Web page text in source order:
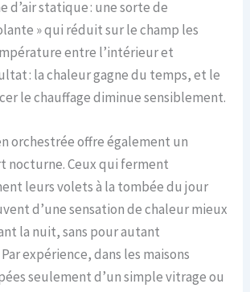
d’air statique : une sorte de
» qui réduit sur le champ les
entre l’intérieur et
: la chaleur gagne du temps, et le
le chauffage diminue sensiblement.
orchestrée offre également un
nocturne. Ceux qui ferment
leurs volets à la tombée du jour
d’une sensation de chaleur mieux
la nuit, sans pour autant
expérience, dans les maisons
seulement d’un simple vitrage ou